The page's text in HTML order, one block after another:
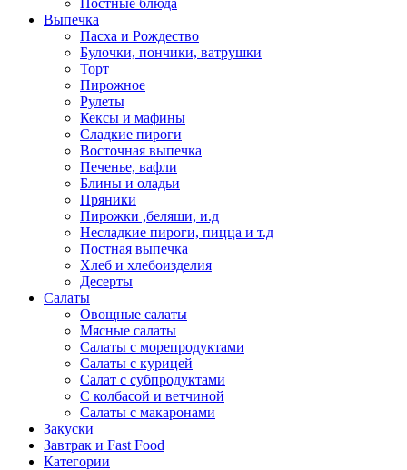
Постные блюда
Выпечка
Пасха и Рождество
Булочки, пончики, ватрушки
Торт
Пирожное
Рулеты
Кексы и мафины
Сладкие пироги
Восточная выпечка
Печенье, вафли
Блины и оладьи
Пряники
Пирожки ,беляши, и.д
Несладкие пироги, пицца и т.д
Постная выпечка
Хлеб и хлебоизделия
Десерты
Салаты
Овощные салаты
Мясные салаты
Салаты с морепродуктами
Салаты с курицей
Салат с субпродуктами
С колбасой и ветчиной
Салаты с макаронами
Закуски
Завтрак и Fast Food
Категории